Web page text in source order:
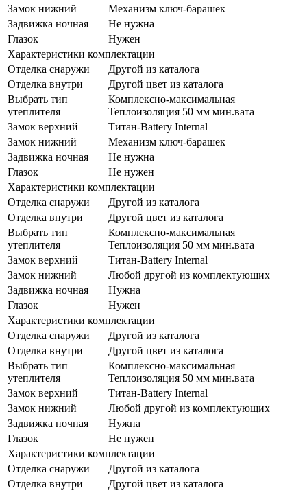
Замок нижний
Механизм ключ-барашек
Задвижка ночная
Не нужна
Глазок
Нужен
Характеристики комплектации
Отделка снаружи
Другой из каталога
Отделка внутри
Другой цвет из каталога
Выбрать тип
утеплителя
Комплексно-максимальная
Теплоизоляция 50 мм мин.вата
Замок верхний
Титан-Battery Internal
Замок нижний
Механизм ключ-барашек
Задвижка ночная
Не нужна
Глазок
Не нужен
Характеристики комплектации
Отделка снаружи
Другой из каталога
Отделка внутри
Другой цвет из каталога
Выбрать тип
утеплителя
Комплексно-максимальная
Теплоизоляция 50 мм мин.вата
Замок верхний
Титан-Battery Internal
Замок нижний
Любой другой из комплектующих
Задвижка ночная
Нужна
Глазок
Нужен
Характеристики комплектации
Отделка снаружи
Другой из каталога
Отделка внутри
Другой цвет из каталога
Выбрать тип
утеплителя
Комплексно-максимальная
Теплоизоляция 50 мм мин.вата
Замок верхний
Титан-Battery Internal
Замок нижний
Любой другой из комплектующих
Задвижка ночная
Нужна
Глазок
Не нужен
Характеристики комплектации
Отделка снаружи
Другой из каталога
Отделка внутри
Другой цвет из каталога